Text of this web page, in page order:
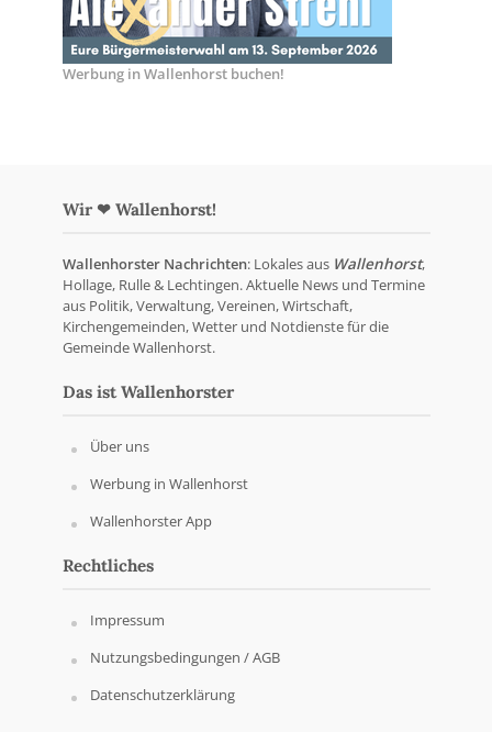
Werbung in Wallenhorst buchen!
Wir ❤ Wallenhorst!
Wallenhorster Nachrichten: Lokales aus Wallenhorst,
Hollage, Rulle & Lechtingen. Aktuelle News und Termine
aus Politik, Verwaltung, Vereinen, Wirtschaft,
Kirchengemeinden, Wetter und Notdienste für die
Gemeinde Wallenhorst.
Das ist Wallenhorster
Über uns
Werbung in Wallenhorst
Wallenhorster App
Rechtliches
Impressum
Nutzungsbedingungen / AGB
Datenschutzerklärung